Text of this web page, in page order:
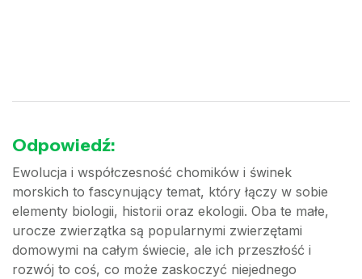
Odpowiedź:
Ewolucja i współczesność chomików i świnek
morskich to fascynujący temat, który łączy w sobie
elementy biologii, historii oraz ekologii. Oba te małe,
urocze zwierzątka są popularnymi zwierzętami
domowymi na całym świecie, ale ich przeszłość i
rozwój to coś, co może zaskoczyć niejednego